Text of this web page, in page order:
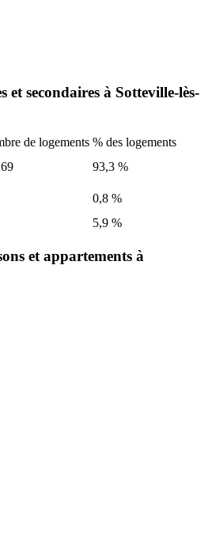
et secondaires à Sotteville-lès-
de logements % des logements
93,3 %
0,8 %
5,9 %
et appartements à